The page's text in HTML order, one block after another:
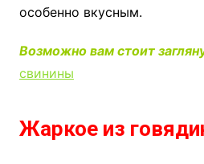
особенно вкусным.
Возможно вам стоит
свинины
Жаркое из